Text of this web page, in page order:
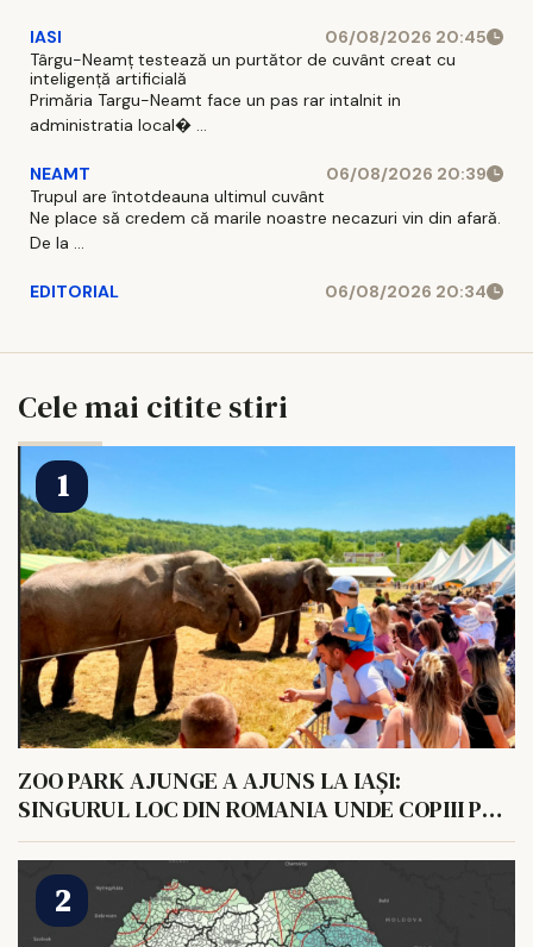
IASI
06/08/2026 20:45
Târgu-Neamț testează un purtător de cuvânt creat cu
inteligență artificială
Primăria Targu-Neamt face un pas rar intalnit in
administratia local� ...
NEAMT
06/08/2026 20:39
Trupul are întotdeauna ultimul cuvânt
Ne place să credem că marile noastre necazuri vin din afară.
De la ...
EDITORIAL 06/08/2026 20:34
Cele mai citite stiri
ZOO PARK AJUNGE A AJUNS LA IAȘI:
SINGURUL LOC DIN ROMANIA UNDE COPIII POT
HRANI UN ELEFANT